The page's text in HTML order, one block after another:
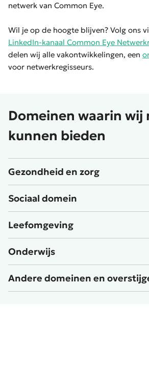
netwerk van Common Eye.
Wil je op de hoogte blijven? Volg ons
LinkedIn-kanaal Common Eye
delen wij alle vakontwikkelingen, een
voor netwerkregisseurs.
Domeinen waarin wij
kunnen bieden
Gezondheid en zorg
Sociaal domein
Leefomgeving
Onderwijs
Andere domeinen en